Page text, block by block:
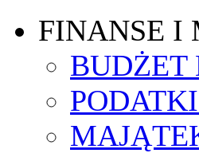
FINANSE I
BUDŻET